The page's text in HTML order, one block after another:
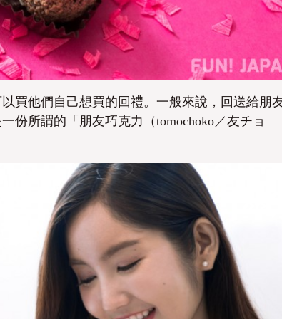
買他們自己想買的回禮。一般來說，回送給朋
份所謂的「朋友巧克力（tomochoko／友チョ